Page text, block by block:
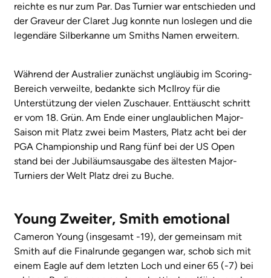
reichte es nur zum Par. Das Turnier war entschieden und
der Graveur der Claret Jug konnte nun loslegen und die
legendäre Silberkanne um Smiths Namen erweitern.
Während der Australier zunächst ungläubig im Scoring-
Bereich verweilte, bedankte sich McIlroy für die
Unterstützung der vielen Zuschauer. Enttäuscht schritt
er vom 18. Grün. Am Ende einer unglaublichen Major-
Saison mit Platz zwei beim Masters, Platz acht bei der
PGA Championship und Rang fünf bei der US Open
stand bei der Jubiläumsausgabe des ältesten Major-
Turniers der Welt Platz drei zu Buche.
Young Zweiter, Smith emotional
Cameron Young (insgesamt -19), der gemeinsam mit
Smith auf die Finalrunde gegangen war, schob sich mit
einem Eagle auf dem letzten Loch und einer 65 (-7) bei